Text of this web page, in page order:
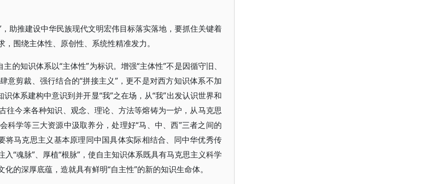
，助推建设中华民族现代文明宏伟目标落实落地，要抓住关键着
围绕主体性、原创性、系统性精准发力。
的知识体系以“主体性”为标识。增强“主体性”不是因循守旧、
意剪裁、强行结合的“拼接主义”，更不是对西方知识体系不加
体系建构中意识到并开显“我”之在场，从“我”出发认识世界和
往今来各种知识、观念、理论、方法等熔铸为一炉，从马克思
科学等三大资源中汲取养分，处理好“马、中、西”三者之间的
将马克思主义基本原理同中国具体实际相结合、同中华优秀传
“魂脉”、厚植“根脉”，使自主知识体系既具有马克思主义科学
的深厚底蕴，造就具有鲜明“自主性”的新的知识生命体。